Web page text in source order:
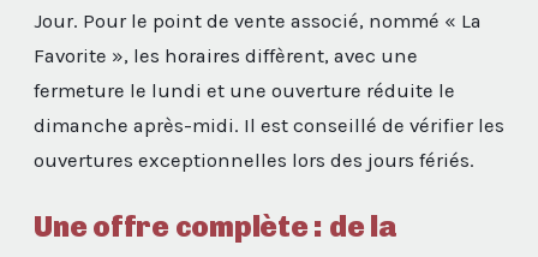
Jour. Pour le point de vente associé, nommé « La
Favorite », les horaires diffèrent, avec une
fermeture le lundi et une ouverture réduite le
dimanche après-midi. Il est conseillé de vérifier les
ouvertures exceptionnelles lors des jours fériés.
Une offre complète : de la